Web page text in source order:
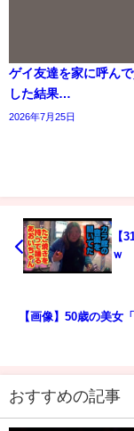
ゲイ友達を家に呼ん
した結果…
2026年7月25日
【
ｗ
【画像】50歳の美女
おすすめの記事